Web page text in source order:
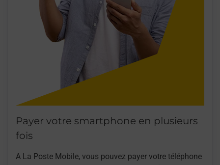
Payer votre smartphone en plusieurs
fois
A La Poste Mobile, vous pouvez payer votre téléphone